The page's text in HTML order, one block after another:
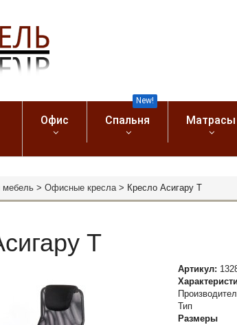
Офис Спальня
New!
Матрасы
> Офисные кресла> Кресло Асигару Т
Т
Артикул:
Тип
Размеры